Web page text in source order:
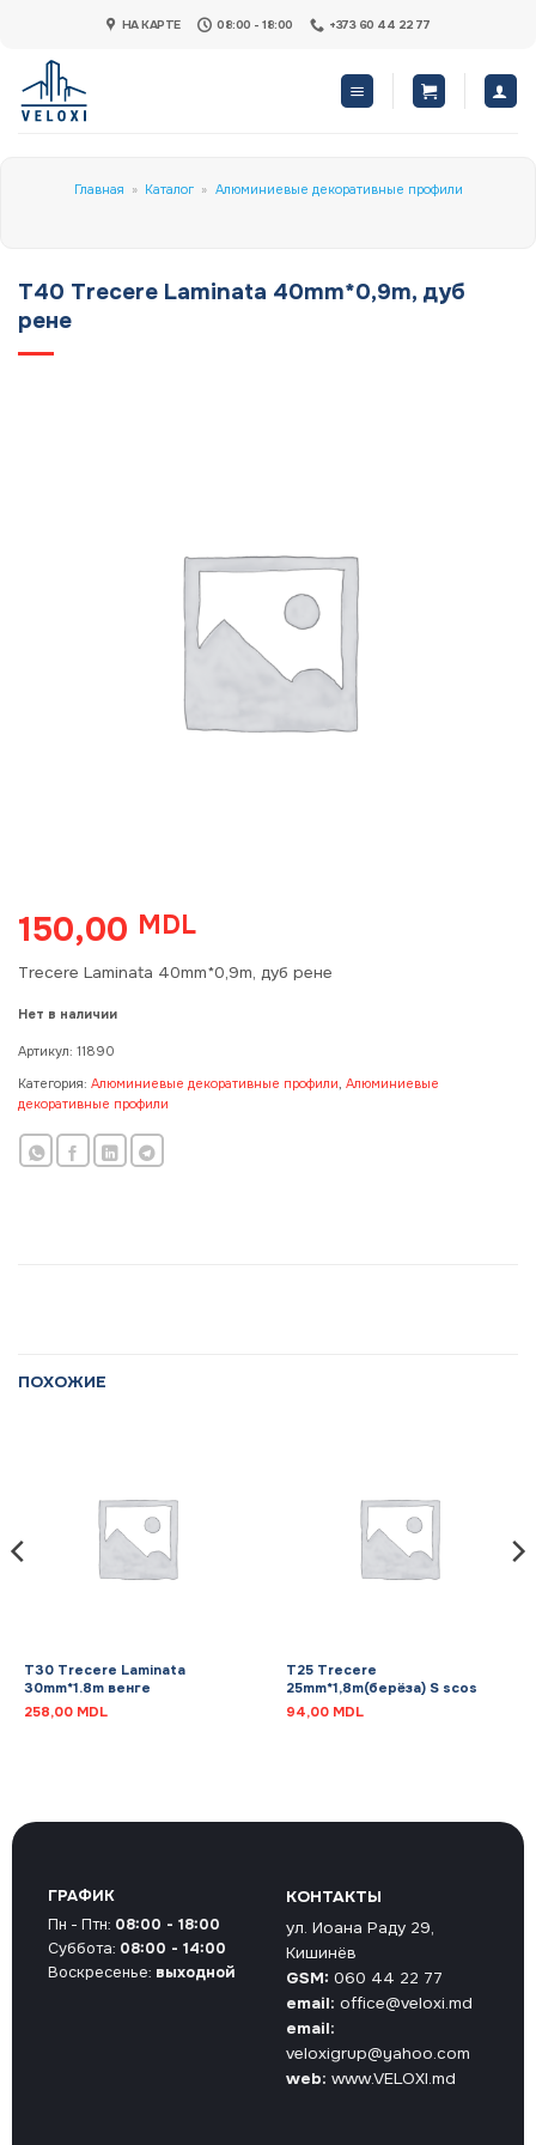
content
НА КАРТЕ 08:00 - 18:00 +373 60 44 22 77
Главная » Каталог » Алюминиевые декоративные профили
T40 Trecere Laminata 40mm*0,9m, дуб
рене
150,00 MDL
Trecere Laminata 40mm*0,9m, дуб рене
Нет в наличии
Артикул: 11890
Категория: Алюминиевые декоративные профили, Алюминиевые
декоративные профили
ПОХОЖИЕ
T30 Trecere Laminata
30mm*1.8m венге
258,00 MDL
T25 Trecere
25mm*1,8m(берёза) S scos
94,00 MDL
КОНТАКТЫ
ул. Иоана Раду 29,
Кишинёв
GSM: 060 44 22 77
email: office@veloxi.md
email:
veloxigrup@yahoo.com
web: www.VELOXI.md
ГРАФИК
Пн - Птн: 08:00 - 18:00
Суббота: 08:00 - 14:00
Воскресенье: выходной